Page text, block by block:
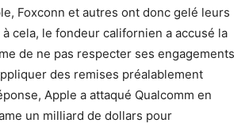
Foxconn et autres ont donc gelé leurs
cela, le fondeur californien a accusé la
de ne pas respecter ses engagements
des remises préalablement
Apple a attaqué Qualcomm en
un milliard de dollars pour